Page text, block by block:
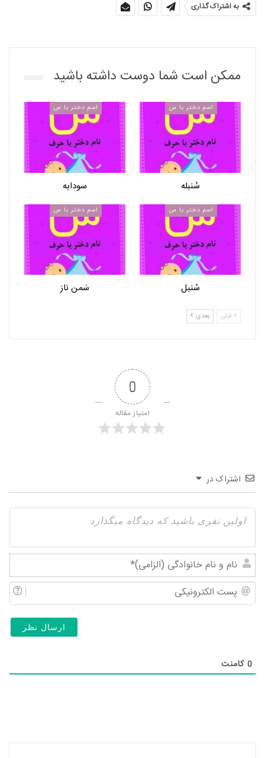
به اشتراک گذاری
ممکن است شما دوست داشته باشید
اسم دختر با س
سُنبله
اسم دختر با س
سودابه
اسم دختر با س
سُنبل
اسم دختر با س
سَمن ناز
قبلی بعدی
0
امتیاز مقاله
اشتراک در
و
0 کامنت